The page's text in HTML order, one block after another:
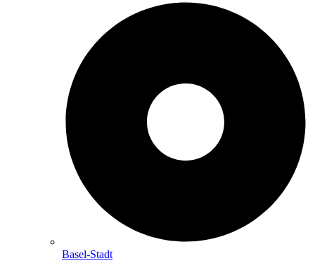
Basel-Stadt